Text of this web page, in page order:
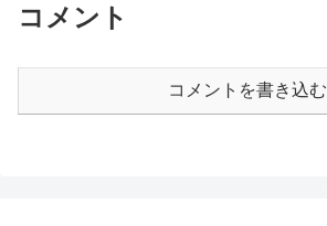
コメント
コメントを書き込む